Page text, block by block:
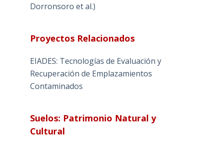
Dorronsoro et al.)
Proyectos Relacionados
EIADES: Tecnologías de Evaluación y
Recuperación de Emplazamientos
Contaminados
Suelos: Patrimonio Natural y
Cultural